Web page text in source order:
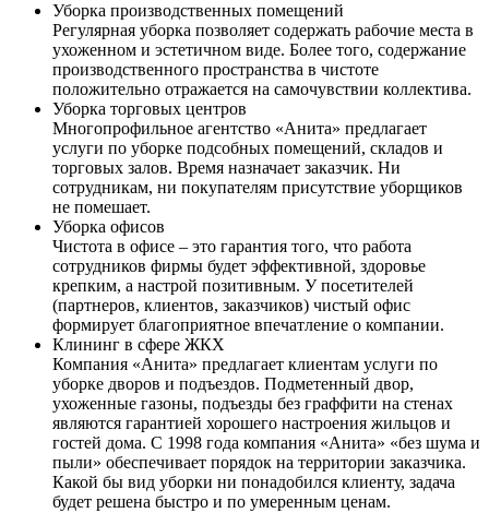
Уборка производственных помещений
Регулярная уборка позволяет содержать рабочие места в
ухоженном и эстетичном виде. Более того, содержание
производственного пространства в чистоте
положительно отражается на самочувствии коллектива.
Уборка торговых центров
Многопрофильное агентство «Анита» предлагает
услуги по уборке подсобных помещений, складов и
торговых залов. Время назначает заказчик. Ни
сотрудникам, ни покупателям присутствие уборщиков
не помешает.
Уборка офисов
Чистота в офисе – это гарантия того, что работа
сотрудников фирмы будет эффективной, здоровье
крепким, а настрой позитивным. У посетителей
(партнеров, клиентов, заказчиков) чистый офис
формирует благоприятное впечатление о компании.
Клининг в сфере ЖКХ
Компания «Анита» предлагает клиентам услуги по
уборке дворов и подъездов. Подметенный двор,
ухоженные газоны, подъезды без граффити на стенах
являются гарантией хорошего настроения жильцов и
гостей дома. С 1998 года компания «Анита» «без шума и
пыли» обеспечивает порядок на территории заказчика.
Какой бы вид уборки ни понадобился клиенту, задача
будет решена быстро и по умеренным ценам.